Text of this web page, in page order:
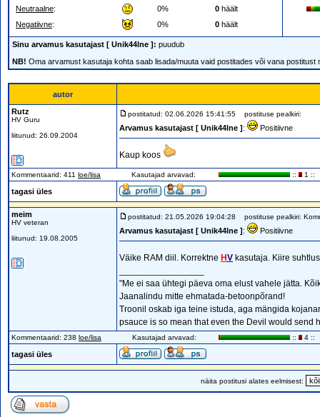
Neutraalne: 0% 0 häält
Negatiivne: 0% 0 häält
Sinu arvamus kasutajast [ Unik44lne ]: puudub
NB! Oma arvamust kasutaja kohta saab lisada/muuta vaid postitades või vana postitust
autor
Rutz
HV Guru
liitunud: 26.09.2004
postitatud: 02.06.2026 15:41:55 postituse pealkiri:
Arvamus kasutajast [ Unik44lne ]: Positiivne
Kaup koos
Kommentaarid: 411 loe/lisa Kasutajad arvavad: :: 1 ::
tagasi üles
meim
HV veteran
liitunud: 19.08.2005
postitatud: 21.05.2026 19:04:28 postituse pealkiri:
Arvamus kasutajast [ Unik44lne ]: Positiivne
Väike RAM diil. Korrektne HV kasutaja. Kiire
"Me ei saa ühtegi päeva oma elust vahele jätta.
Jaanalindu mitte ehmatada-betoonpõrand!
Troonil oskab iga teine istuda, aga mängida
psauce is so mean that even the Devil would send
Kommentaarid: 238 loe/lisa Kasutajad arvavad: :: 4 ::
tagasi üles
näita postitusi alates eelmisest: